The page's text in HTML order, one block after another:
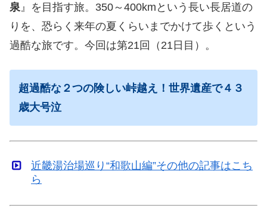
泉 』を目指す旅。350～400kmという長い長居道の
りを、恐らく来年の夏くらいまでかけて歩くという
過酷な旅です。今回は第21回（21日目）。
超過酷な２つの険しい峠越え！世界遺産で４３
歳大号泣
近畿湯治場巡り“和歌山編”その他の記事はこち
ら